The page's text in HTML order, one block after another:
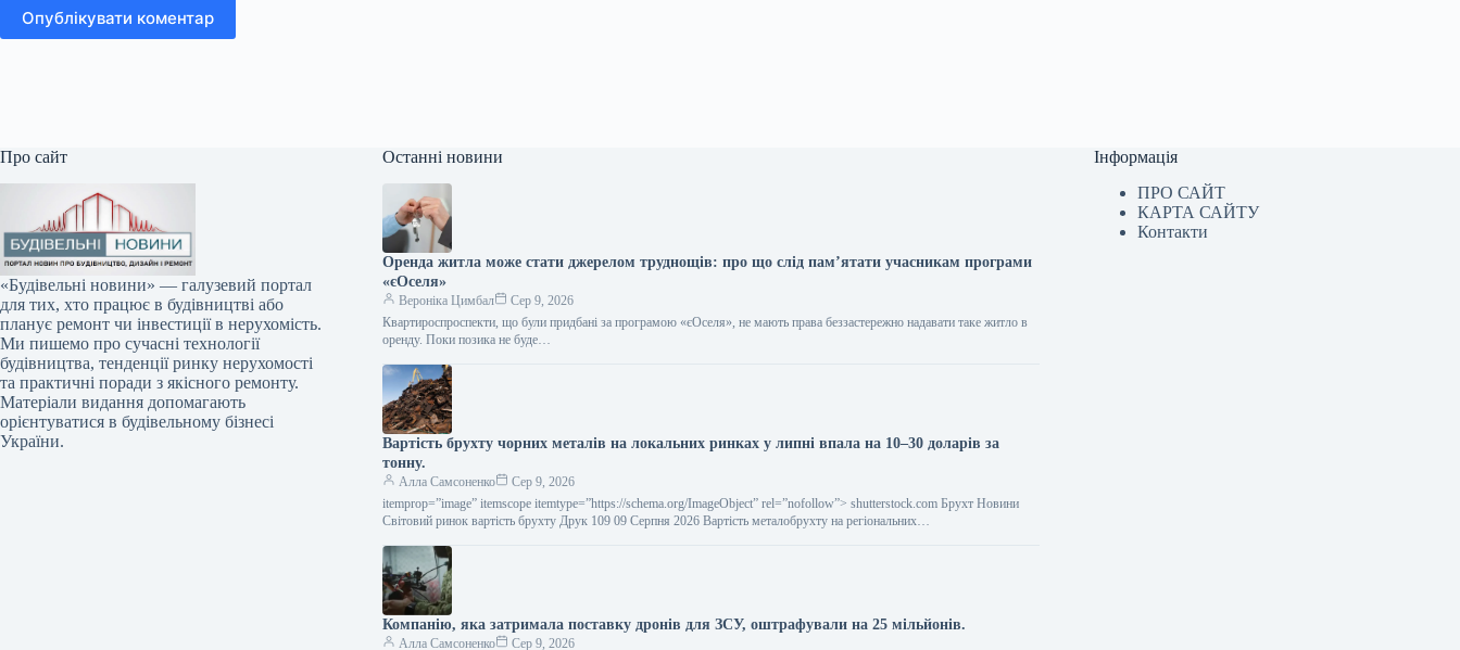
Опублікувати коментар
Про сайт
«Будівельні новини» — галузевий портал
для тих, хто працює в будівництві або
планує ремонт чи інвестиції в нерухомість.
Ми пишемо про сучасні технології
будівництва, тенденції ринку нерухомості
та практичні поради з якісного ремонту.
Матеріали видання допомагають
орієнтуватися в будівельному бізнесі
України.
Останні новини
Оренда житла може стати джерелом труднощів: про що слід пам’ятати учасникам програми
«єОселя»
Вероніка Цимбал
Сер 9, 2026
Квартироспроспeкти, що були придбані за програмою «єОселя», не мають права беззастережно надавати таке житло в
оренду. Поки позика не буде…
Вартість брухту чорних металів на локальних ринках у липні впала на 10–30 доларів за
тонну.
Алла Самсоненко
Сер 9, 2026
itemprop=”image” itemscope itemtype=”https://schema.org/ImageObject” rel=”nofollow”> shutterstock.com Брухт Новини
Світовий ринок вартість брухту Друк 109 09 Серпня 2026 Вартість металобрухту на регіональних…
Компанію, яка затримала поставку дронів для ЗСУ, оштрафували на 25 мільйонів.
Алла Самсоненко Сер 9, 2026
Інформація
ПРО САЙТ
КАРТА САЙТУ
Контакти